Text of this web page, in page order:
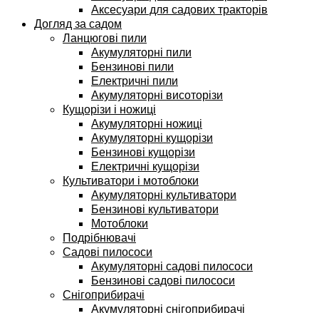
Аксесуари для садових тракторів
Догляд за садом
Ланцюгові пили
Акумуляторні пили
Бензинові пили
Електричні пили
Акумуляторні висоторізи
Кущорізи і ножиці
Акумуляторні ножиці
Акумуляторні кущорізи
Бензинові кущорізи
Електричні кущорізи
Культиватори і мотоблоки
Акумуляторні культиватори
Бензинові культиватори
Мотоблоки
Подрібнювачі
Садові пилососи
Акумуляторні садові пилососи
Бензинові садові пилососи
Снігоприбирачі
Акумуляторні снігоприбирачі